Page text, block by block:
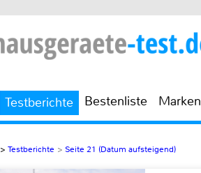
Testberichte Bestenliste Marken
> Testberichte > Seite 21 (Datum aufsteigend)